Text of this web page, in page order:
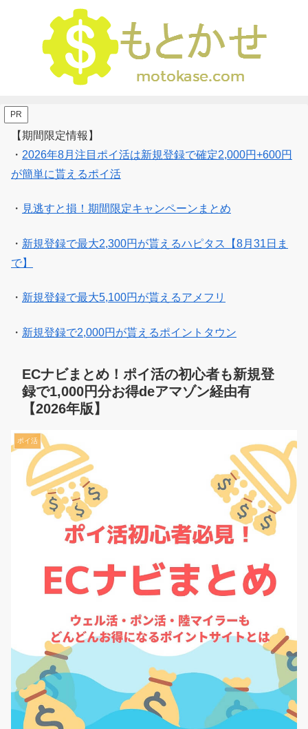
PR
【期間限定情報】
・ 2026年8月注目ポイ活は新規登録で確定2,000円+600円
が簡単に貰えるポイ活
・ 見逃すと損！期間限定キャンペーンまとめ
・ 新規登録で最大2,300円が貰えるハピタス【8月31日ま
で】
・ 新規登録で最大5,100円が貰えるアメフリ
・ 新規登録で2,000円が貰えるポイントタウン
ECナビまとめ！ポイ活の初心者も新規登
録で1,000円分お得deアマゾン経由有
【2026年版】
ポイ活